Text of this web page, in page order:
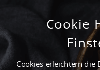
Cookie
Cookies erleichtern die